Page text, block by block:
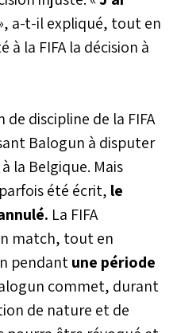
a-t-il expliqué, tout en
à la FIFA la décision à
discipline de la FIFA
Balogun à disputer
la Belgique. Mais
été écrit, le
La FIFA
match, tout en
pendantune période
commet, durant
de nature et de